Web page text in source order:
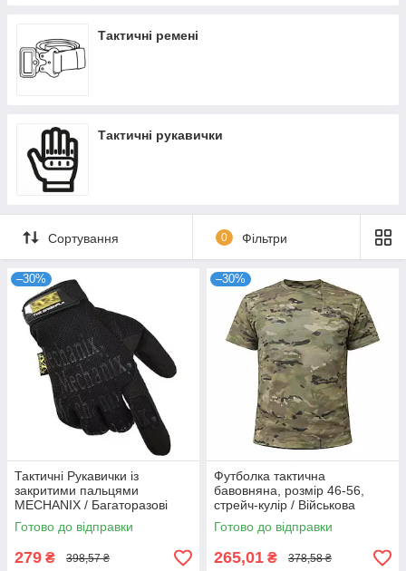
Тактичні ремені
Тактичні рукавички
Сортування 0 Фільтри
–30%
Тактичні Рукавички із
закритими пальцями
MECHANIX / Багаторазові
робочі рукавички
Готово до відправки
279 ₴ 398,57 ₴
–30%
Футболка тактична
бавовняна, розмір 46-56,
стрейч-кулір / Військова
футболка / Чоловіча
армійська футболка
Готово до відправки
265,01 ₴ 378,58 ₴